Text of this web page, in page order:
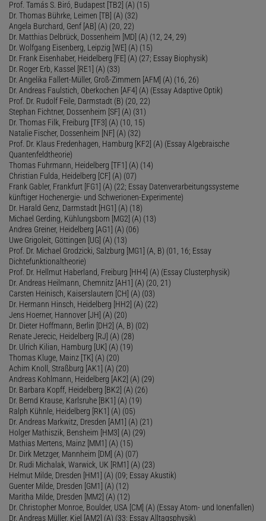
Prof. Tamás S. Biró, Budapest [TB2] (A) (15)
Dr. Thomas Bührke, Leimen [TB] (A) (32)
Angela Burchard, Genf [AB] (A) (20, 22)
Dr. Matthias Delbrück, Dossenheim [MD] (A) (12, 24, 29)
Dr. Wolfgang Eisenberg, Leipzig [WE] (A) (15)
Dr. Frank Eisenhaber, Heidelberg [FE] (A) (27; Essay Biophysik)
Dr. Roger Erb, Kassel [RE1] (A) (33)
Dr. Angelika Fallert-Müller, Groß-Zimmern [AFM] (A) (16, 26)
Dr. Andreas Faulstich, Oberkochen [AF4] (A) (Essay Adaptive Optik)
Prof. Dr. Rudolf Feile, Darmstadt (B) (20, 22)
Stephan Fichtner, Dossenheim [SF] (A) (31)
Dr. Thomas Filk, Freiburg [TF3] (A) (10, 15)
Natalie Fischer, Dossenheim [NF] (A) (32)
Prof. Dr. Klaus Fredenhagen, Hamburg [KF2] (A) (Essay Algebraische
Quantenfeldtheorie)
Thomas Fuhrmann, Heidelberg [TF1] (A) (14)
Christian Fulda, Heidelberg [CF] (A) (07)
Frank Gabler, Frankfurt [FG1] (A) (22; Essay Datenverarbeitungssysteme
künftiger Hochenergie- und Schwerionen-Experimente)
Dr. Harald Genz, Darmstadt [HG1] (A) (18)
Michael Gerding, Kühlungsborn [MG2] (A) (13)
Andrea Greiner, Heidelberg [AG1] (A) (06)
Uwe Grigoleit, Göttingen [UG] (A) (13)
Prof. Dr. Michael Grodzicki, Salzburg [MG1] (A, B) (01, 16; Essay
Dichtefunktionaltheorie)
Prof. Dr. Hellmut Haberland, Freiburg [HH4] (A) (Essay Clusterphysik)
Dr. Andreas Heilmann, Chemnitz [AH1] (A) (20, 21)
Carsten Heinisch, Kaiserslautern [CH] (A) (03)
Dr. Hermann Hinsch, Heidelberg [HH2] (A) (22)
Jens Hoerner, Hannover [JH] (A) (20)
Dr. Dieter Hoffmann, Berlin [DH2] (A, B) (02)
Renate Jerecic, Heidelberg [RJ] (A) (28)
Dr. Ulrich Kilian, Hamburg [UK] (A) (19)
Thomas Kluge, Mainz [TK] (A) (20)
Achim Knoll, Straßburg [AK1] (A) (20)
Andreas Kohlmann, Heidelberg [AK2] (A) (29)
Dr. Barbara Kopff, Heidelberg [BK2] (A) (26)
Dr. Bernd Krause, Karlsruhe [BK1] (A) (19)
Ralph Kühnle, Heidelberg [RK1] (A) (05)
Dr. Andreas Markwitz, Dresden [AM1] (A) (21)
Holger Mathiszik, Bensheim [HM3] (A) (29)
Mathias Mertens, Mainz [MM1] (A) (15)
Dr. Dirk Metzger, Mannheim [DM] (A) (07)
Dr. Rudi Michalak, Warwick, UK [RM1] (A) (23)
Helmut Milde, Dresden [HM1] (A) (09; Essay Akustik)
Guenter Milde, Dresden [GM1] (A) (12)
Maritha Milde, Dresden [MM2] (A) (12)
Dr. Christopher Monroe, Boulder, USA [CM] (A) (Essay Atom- und Ionenfallen)
Dr. Andreas Müller, Kiel [AM2] (A) (33; Essay Alltagsphysik)